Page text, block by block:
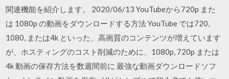
関連機能を紹介します。 2020/06/13 YouTubeから720p また
は 1080p の動画をダウンロードする方法 YouTube では720,
1080, または4k といった、高画質のコンテンツが増えています
が、ホスティングのコスト削減のために、1080p, 720p または
4k 動画の保存方法を数週間前に 最強な動画ダウンロードソフ